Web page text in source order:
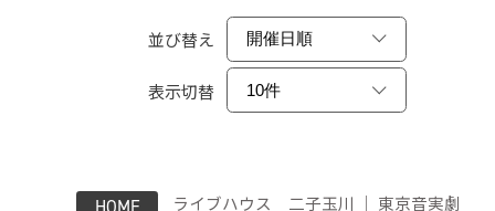
並び替え
表示切替
HOME
ライブハウス 二子玉川 ｜ 東京音実劇